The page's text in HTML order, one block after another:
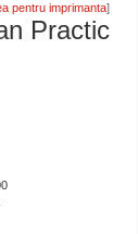
]
Practic